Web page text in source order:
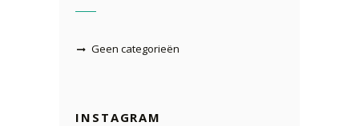
Geen categorieën
INSTAGRAM